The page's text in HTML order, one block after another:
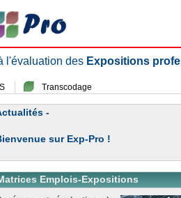
l'évaluation des Expositions
Transcodage
-
sur Exp-Pro !
Emplois-Expositions